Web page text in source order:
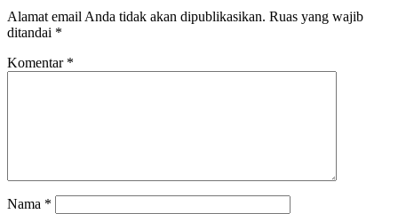
Alamat email Anda tidak akan dipublikasikan. Ruas yang wajib
ditandai *
Komentar *
Nama *